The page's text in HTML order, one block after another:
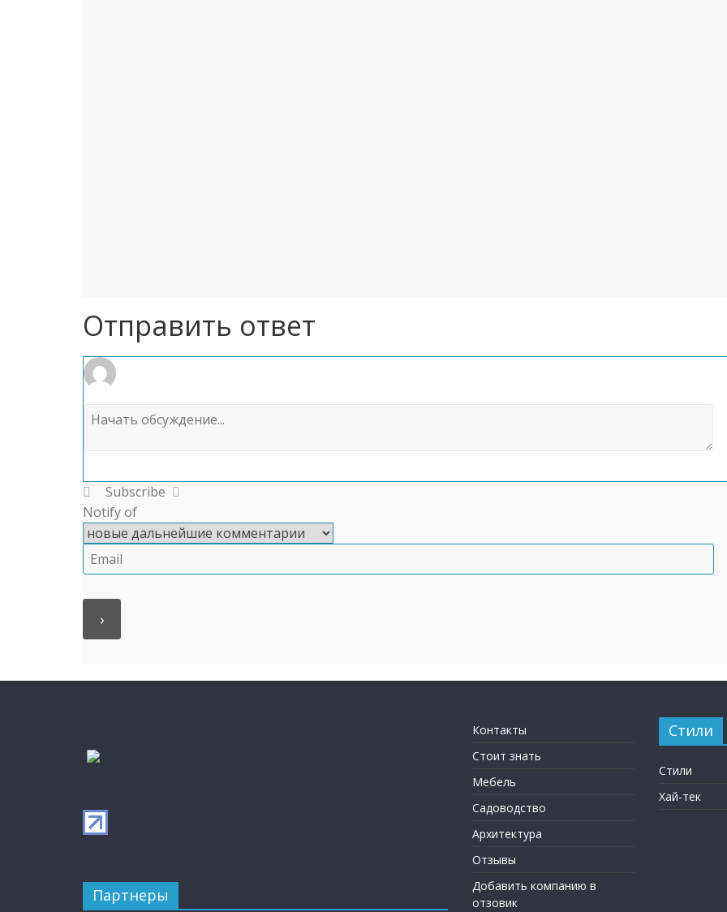
Отправить ответ
Subscribe
Notify of
Партнеры
Контакты
Стоит знать
Мебель
Садоводство
Архитектура
Отзывы
Добавить компанию в
отзовик
Стили
Стили
Хай-тек